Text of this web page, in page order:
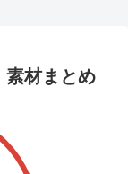
素材まとめ